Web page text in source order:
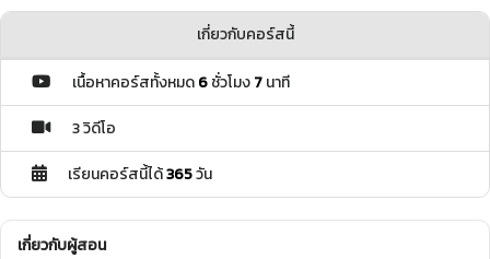
เกี่ยวกับคอร์สนี้
เนื้อหาคอร์สทั้งหมด6ชั่วโมง7นาที
3 วิดีโอ
เรียนคอร์สนี้ได้365วัน
เกี่ยวกับผู้สอน